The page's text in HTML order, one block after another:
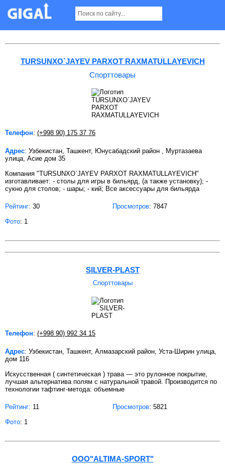
Спорттовары в Ташкенте
TURSUNXO`JAYEV PARXOT RAXMATULLAYEVICH
Спорттовары
Телефон: (+998 90) 175 37 76
Адрес: Узбекистан, Ташкент, Юнусабадский район , Муртазаева
улица, Асие дом 35
Компания "TURSUNXO`JAYEV PARXOT RAXMATULLAYEVICH"
изготавливает: - столы для игры в бильярд, (а также установку); -
сукно для столов; - шары; - кий; Все аксессуары для бильярда
Рейтинг: 30 Просмотров: 7847
Фото: 1
SILVER-PLAST
Спорттовары
Телефон: (+998 90) 992 34 15
Адрес: Узбекистан, Ташкент, Алмазарский район, Уста-Ширин улица,
дом 116
Искусственная ( синтетическая ) трава — это рулонное покрытие,
лучшая альтернатива полям с натуральной травой. Производится по
технологии тафтинг-метода: объемные
Рейтинг: 11 Просмотров: 5821
Фото: 1
ООО"ALTIMA-SPORT"